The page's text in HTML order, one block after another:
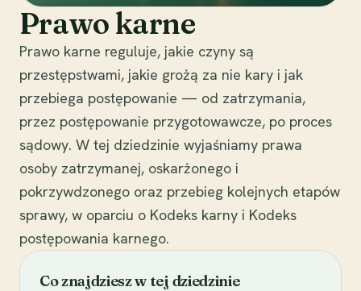
Prawo karne
Prawo karne reguluje, jakie czyny są
przestępstwami, jakie grożą za nie kary i jak
przebiega postępowanie — od zatrzymania,
przez postępowanie przygotowawcze, po proces
sądowy. W tej dziedzinie wyjaśniamy prawa
osoby zatrzymanej, oskarżonego i
pokrzywdzonego oraz przebieg kolejnych etapów
sprawy, w oparciu o Kodeks karny i Kodeks
postępowania karnego.
Co znajdziesz w tej dziedzinie